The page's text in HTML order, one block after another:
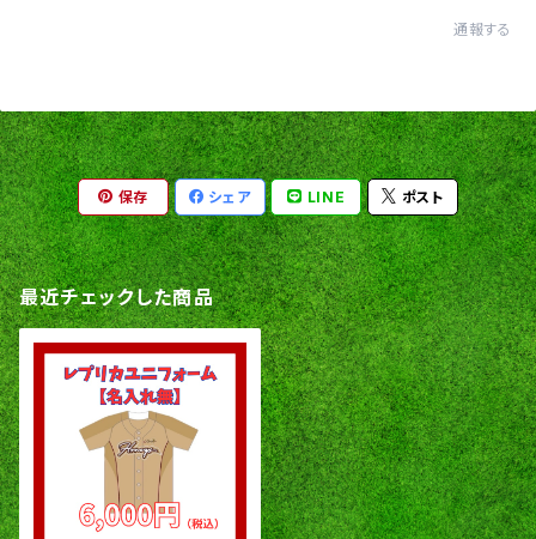
通報する
保存 シェア LINE ポスト
最近チェックした商品